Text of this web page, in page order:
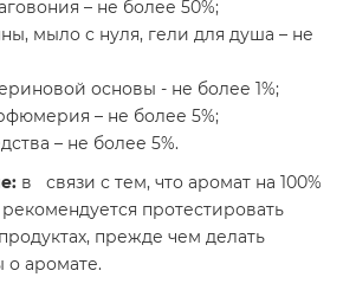
– не более 50%;
мыло с нуля, гели для душа – не
основы - не более 1%;
– не более 5%;
– не более 5%.
в связи с тем, что аромат на 100%
протестировать
прежде чем делать
о аромате.